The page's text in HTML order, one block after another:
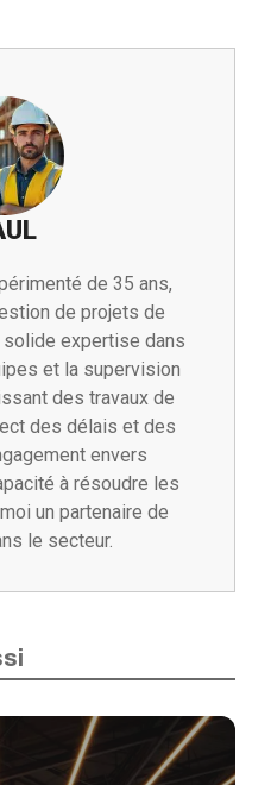
de 35 ans,
de projets de
expertise dans
et la supervision
des travaux de
des délais et des
envers
à résoudre les
un partenaire de
le secteur.